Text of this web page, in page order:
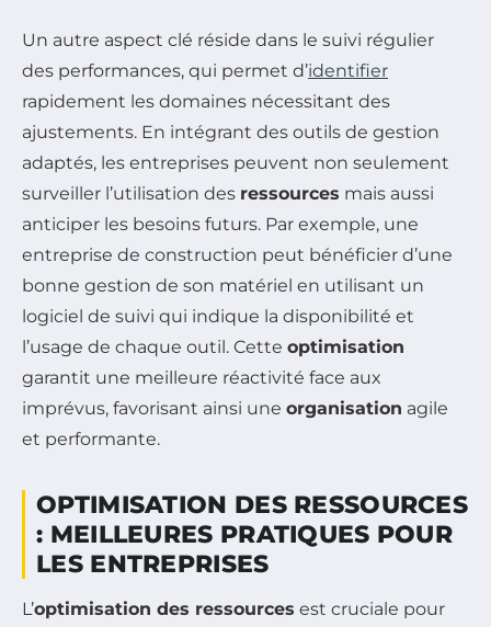
Un autre aspect clé réside dans le suivi régulier
des performances, qui permet d’identifier
rapidement les domaines nécessitant des
ajustements. En intégrant des outils de gestion
adaptés, les entreprises peuvent non seulement
surveiller l’utilisation des ressources mais aussi
anticiper les besoins futurs. Par exemple, une
entreprise de construction peut bénéficier d’une
bonne gestion de son matériel en utilisant un
logiciel de suivi qui indique la disponibilité et
l’usage de chaque outil. Cette optimisation
garantit une meilleure réactivité face aux
imprévus, favorisant ainsi une organisation agile
et performante.
OPTIMISATION DES RESSOURCES
: MEILLEURES PRATIQUES POUR
LES ENTREPRISES
L’optimisation des ressources est cruciale pour